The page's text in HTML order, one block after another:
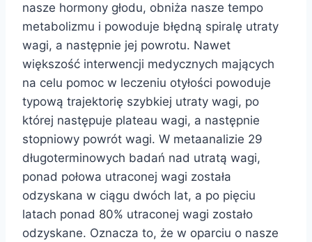
nasze hormony głodu, obniża nasze tempo
metabolizmu i powoduje błędną spiralę utraty
wagi, a następnie jej powrotu. Nawet
większość interwencji medycznych mających
na celu pomoc w leczeniu otyłości powoduje
typową trajektorię szybkiej utraty wagi, po
której następuje plateau wagi, a następnie
stopniowy powrót wagi. W metaanalizie 29
długoterminowych badań nad utratą wagi,
ponad połowa utraconej wagi została
odzyskana w ciągu dwóch lat, a po pięciu
latach ponad 80% utraconej wagi zostało
odzyskane. Oznacza to, że w oparciu o nasze